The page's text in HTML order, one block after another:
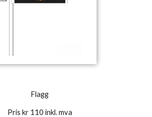
Flagg
Pris kr 110 inkl. mva